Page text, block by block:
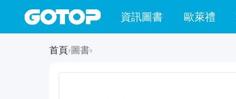
資訊圖書 歐萊禮
首頁›圖書›